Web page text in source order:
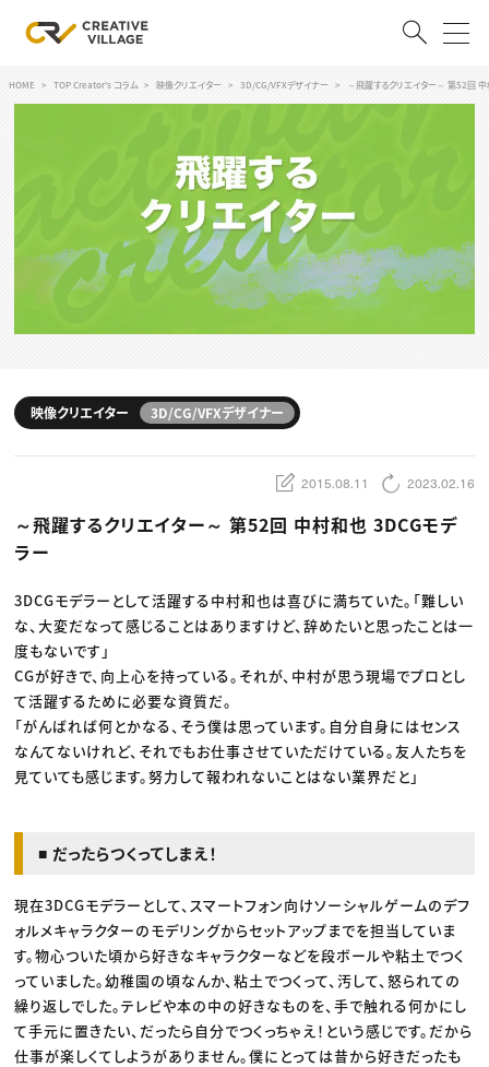
クリエイター求人を探す
CREATIVE JOB求人検索
採用説明会
スキルアップしたい！
デザイン
編集・ライティング
マーケティング
ディレクション
業界解説・キャリア事情
TOP Creator’s コラム
Webクリエイター
アプリクリエイター
ゲームクリエイター
クリエイターインタビュー
C＆R Magazine
セミナー
ニュース・トレンド トップ
Web
映像
ゲーム・エンタメ
広告
出版
CREATIVE VILLAGEからのお知らせ
プロフェッショナル×つながる×メディア
HOME TOP Creator's コラム 映像クリエイター 3D/CG/VFXデザイナー ～飛躍するクリエイター～ 第52回
映像クリエイター 3D/CG/VFXデザイナー
2015.08.11 2023.02.16
～飛躍するクリエイター～ 第52回 中村和也 3DCGモデ
ラー
3DCGモデラーとして活躍する中村和也は喜びに満ちていた。「難しい
な、大変だなって感じることはありますけど、辞めたいと思ったことは一
度もないです」
CGが好きで、向上心を持っている。それが、中村が思う現場でプロとし
て活躍するために必要な資質だ。
「がんばれば何とかなる、そう僕は思っています。自分自身にはセンス
なんてないけれど、それでもお仕事させていただけている。友人たちを
見ていても感じます。努力して報われないことはない業界だと」
■ だったらつくってしまえ！
現在3DCGモデラーとして、スマートフォン向けソーシャルゲームのデフ
ォルメキャラクターのモデリングからセットアップまでを担当していま
す。物心ついた頃から好きなキャラクターなどを段ボールや粘土でつく
っていました。幼稚園の頃なんか、粘土でつくって、汚して、怒られての
繰り返しでした。テレビや本の中の好きなものを、手で触れる何かにし
て手元に置きたい、だったら自分でつくっちゃえ！という感じです。だから
仕事が楽しくてしようがありません。僕にとっては昔から好きだったも